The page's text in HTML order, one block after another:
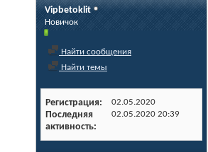
Vipbetoklit
Новичок
Найти сообщения
Найти темы
Регистрация 02.05.2020
Последняя
активность
02.05.2020 20:39